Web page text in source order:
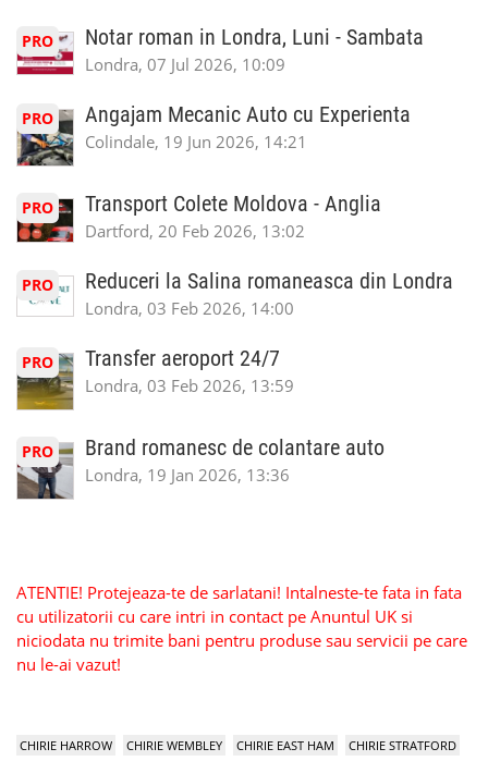
PRO Notar roman in Londra, Luni - Sambata
Londra, 07 Jul 2026, 10:09
PRO Angajam Mecanic Auto cu Experienta
Colindale, 19 Jun 2026, 14:21
PRO Transport Colete Moldova - Anglia
Dartford, 20 Feb 2026, 13:02
PRO Reduceri la Salina romaneasca din Londra
Londra, 03 Feb 2026, 14:00
PRO Transfer aeroport 24/7
Londra, 03 Feb 2026, 13:59
PRO Brand romanesc de colantare auto
Londra, 19 Jan 2026, 13:36
ATENTIE! Protejeaza-te de sarlatani! Intalneste-te fata in fata
cu utilizatorii cu care intri in contact pe Anuntul UK si
niciodata nu trimite bani pentru produse sau servicii pe care
nu le-ai vazut!
CHIRIE HARROW CHIRIE WEMBLEY CHIRIE EAST HAM
CHIRIE STRATFORD